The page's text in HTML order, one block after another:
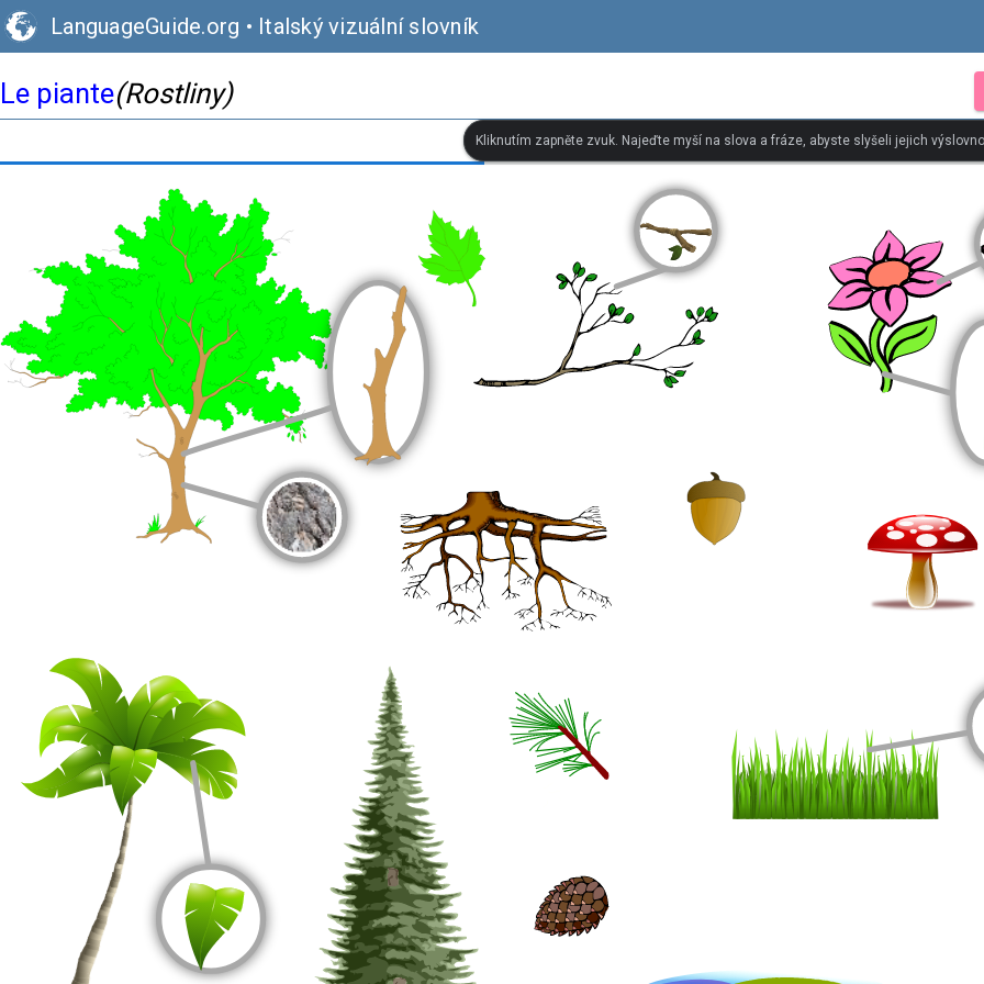
LanguageGuide.org • Italský vizuální slovník
Le piante(Rostliny)
Kliknutím zapněte zvuk. Najeďte myší na slova a fráze, abyste slyšeli jejich